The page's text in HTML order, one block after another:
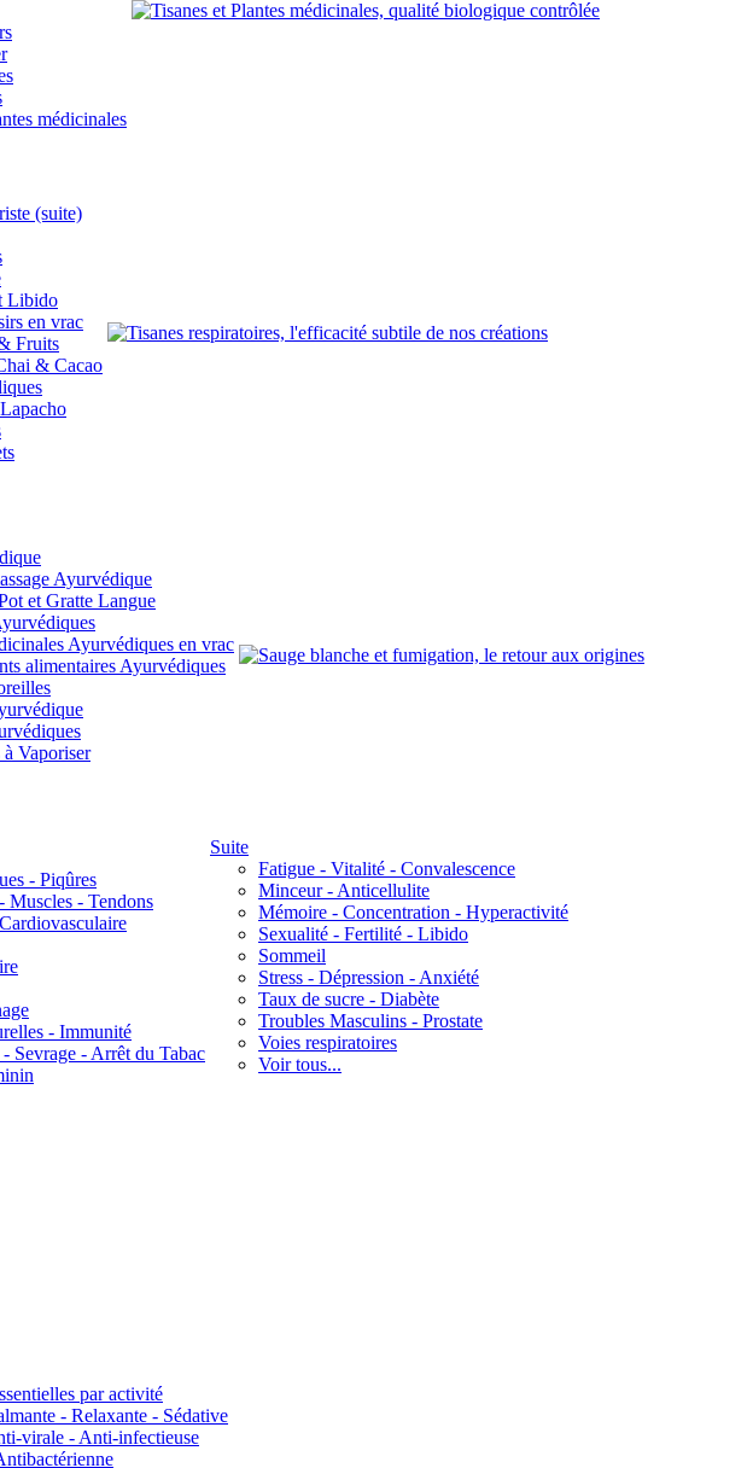
médicinales
(suite)
Libido
en vrac
Fruits
& Cacao
Ayurvédique
et Gratte Langue
Ayurvédiques en vrac
alimentaires Ayurvédiques
Vaporiser
- Piqûres
Muscles - Tendons
- Immunité
Sevrage - Arrêt du Tabac
Suite
Fatigue - Vitalité - Convalescence
Minceur - Anticellulite
Mémoire - Concentration - Hyperactivité
Sexualité - Fertilité - Libido
Sommeil
Stress - Dépression - Anxiété
Taux de sucre - Diabète
Troubles Masculins - Prostate
Voies respiratoires
Voir tous...
par activité
- Relaxante - Sédative
virale - Anti-infectieuse